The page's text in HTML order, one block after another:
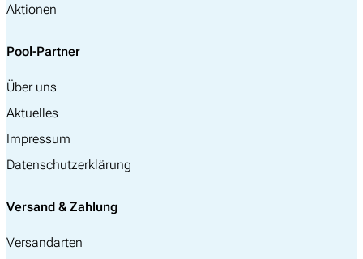
Aktionen
Pool-Partner
Über uns
Aktuelles
Impressum
Datenschutzerklärung
Versand & Zahlung
Versandarten